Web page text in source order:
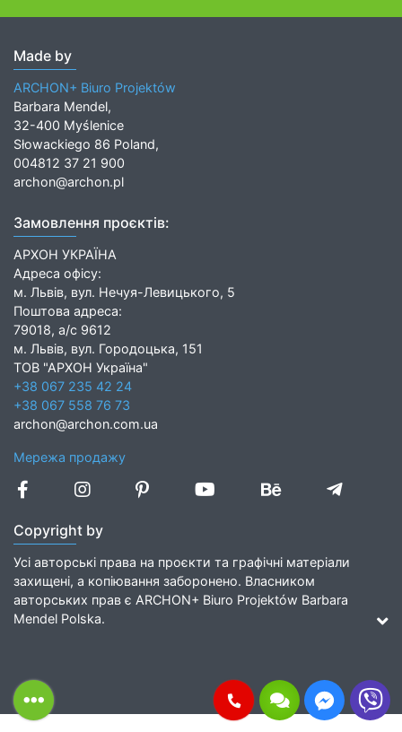
Made by
ARCHON+ Biuro Projektów
Barbara Mendel,
32-400 Myślenice
Słowackiego 86 Poland,
004812 37 21 900
archon@archon.pl
Замовлення проєктів:
АРХОН УКРАЇНА
Адреса офісу:
м. Львів, вул. Нечуя-Левицького, 5
Поштова адреса:
79018, а/с 9612
м. Львів, вул. Городоцька, 151
ТОВ "АРХОН Україна"
+38 067 235 42 24
+38 067 558 76 73
archon@archon.com.ua
Мережа продажу
Copyright by
Усі авторські права на проєкти та графічні матеріали
захищені, а копіювання заборонено. Власником
авторських прав є ARCHON+ Biuro Projektów Barbara
Mendel Polska.